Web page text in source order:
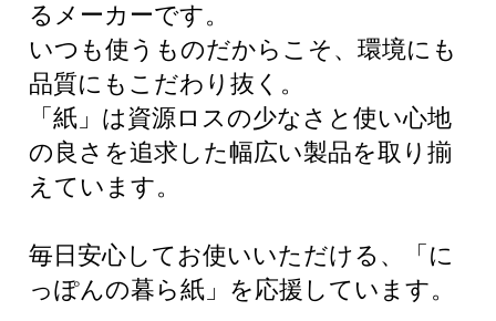
るメーカーです。
いつも使うものだからこそ、環境にも
品質にもこだわり抜く。
「紙」は資源ロスの少なさと使い心地
の良さを追求した幅広い製品を取り揃
えています。
毎日安心してお使いいただける、「に
っぽんの暮ら紙」を応援しています。